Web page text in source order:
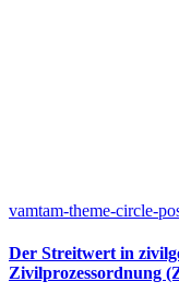
vamtam-theme-circle-
Der Streitwert in
Zivilprozessordnung